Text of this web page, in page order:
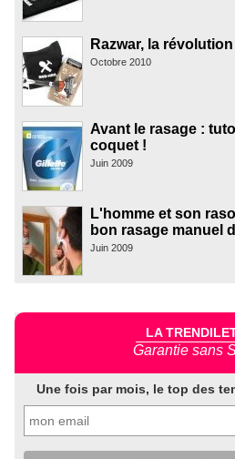
Razwar, la
Octobre 2010
Avant le rasage :
coquet !
Juin 2009
L'homme et son
bon rasage manuel
Juin 2009
LA
Garantie sans
Une fois par mois, le top des